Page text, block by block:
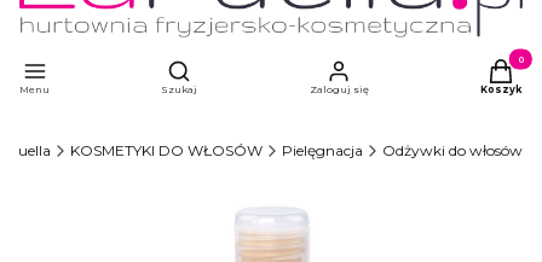
Menu
Otwórz wyszukiwarkę
Szukaj Zaloguj się Koszyk
KOSMETYKI DO WŁOSÓW Pielęgnacja Odżywki do włosów